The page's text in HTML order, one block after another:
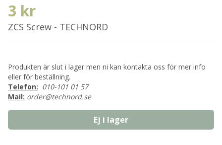
3 kr
ZCS Screw - TECHNORD
Produkten är slut i lager men ni kan kontakta oss för mer info
eller för beställning.
Telefon: 010-101 01 57
Mail: order@technord.se
Ej i lager